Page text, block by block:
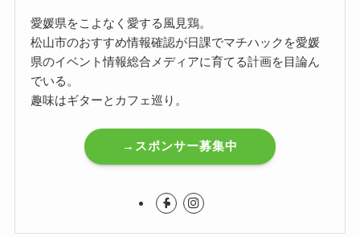
愛媛県をこよなく愛する風見鶏。
松山市のおすすめ情報確認が日課でマチハックを愛媛
県のイベント情報総合メディアに育てる計画を目論ん
でいる。
趣味はギターとカフェ巡り。
→スポンサー募集中